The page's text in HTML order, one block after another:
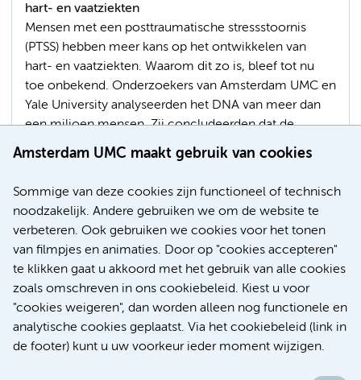
Amsterdam UMC maakt gebruik van cookies
Sommige van deze cookies zijn functioneel of technisch
noodzakelijk. Andere gebruiken we om de website te
verbeteren. Ook gebruiken we cookies voor het tonen
van filmpjes en animaties. Door op "cookies accepteren"
te klikken gaat u akkoord met het gebruik van alle cookies
zoals omschreven in ons cookiebeleid. Kiest u voor
"cookies weigeren", dan worden alleen nog functionele en
analytische cookies geplaatst. Via het cookiebeleid (link in
de footer) kunt u uw voorkeur ieder moment wijzigen.
hart- en vaatziekten
Mensen met een posttraumatische stressstoornis
(PTSS) hebben meer kans op het ontwikkelen van
hart- en vaatziekten. Waarom dit zo is, bleef tot nu
toe onbekend. Onderzoekers van Amsterdam UMC en
Yale University analyseerden het DNA van meer dan
een miljoen mensen. Zij concludeerden dat de
genetische aanleg voor PTSS deels hetzelfde is als de
genetische aanleg voor hart- en vaatziekten. Verder
het risico op hart- en vaatziekten verhoogt.
Psychiatrie Genen Hart- en vaatziekten
Meer